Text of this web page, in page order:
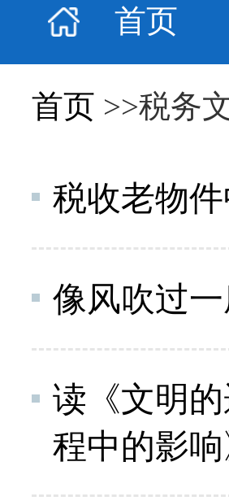
首页
首页 >>税务
税收老物
像风吹过
读《文明
程中的影